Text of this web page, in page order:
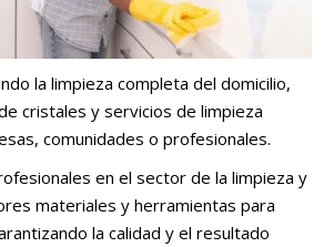
la limpieza completa del domicilio,
cristales y servicios de limpieza
comunidades o profesionales.
en el sector de la limpieza y
materiales y herramientas para
la calidad y el resultado